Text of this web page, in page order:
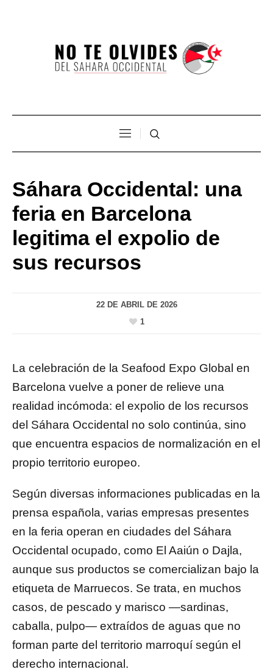
Sáhara Occidental: una
feria en Barcelona
legitima el expolio de
sus recursos
22 DE ABRIL DE 2026
1
La celebración de la Seafood Expo Global en
Barcelona vuelve a poner de relieve una
realidad incómoda: el expolio de los recursos
del Sáhara Occidental no solo continúa, sino
que encuentra espacios de normalización en el
propio territorio europeo.
Según diversas informaciones publicadas en la
prensa española, varias empresas presentes
en la feria operan en ciudades del Sáhara
Occidental ocupado, como El Aaiún o Dajla,
aunque sus productos se comercializan bajo la
etiqueta de Marruecos. Se trata, en muchos
casos, de pescado y marisco —sardinas,
caballa, pulpo— extraídos de aguas que no
forman parte del territorio marroquí según el
derecho internacional.